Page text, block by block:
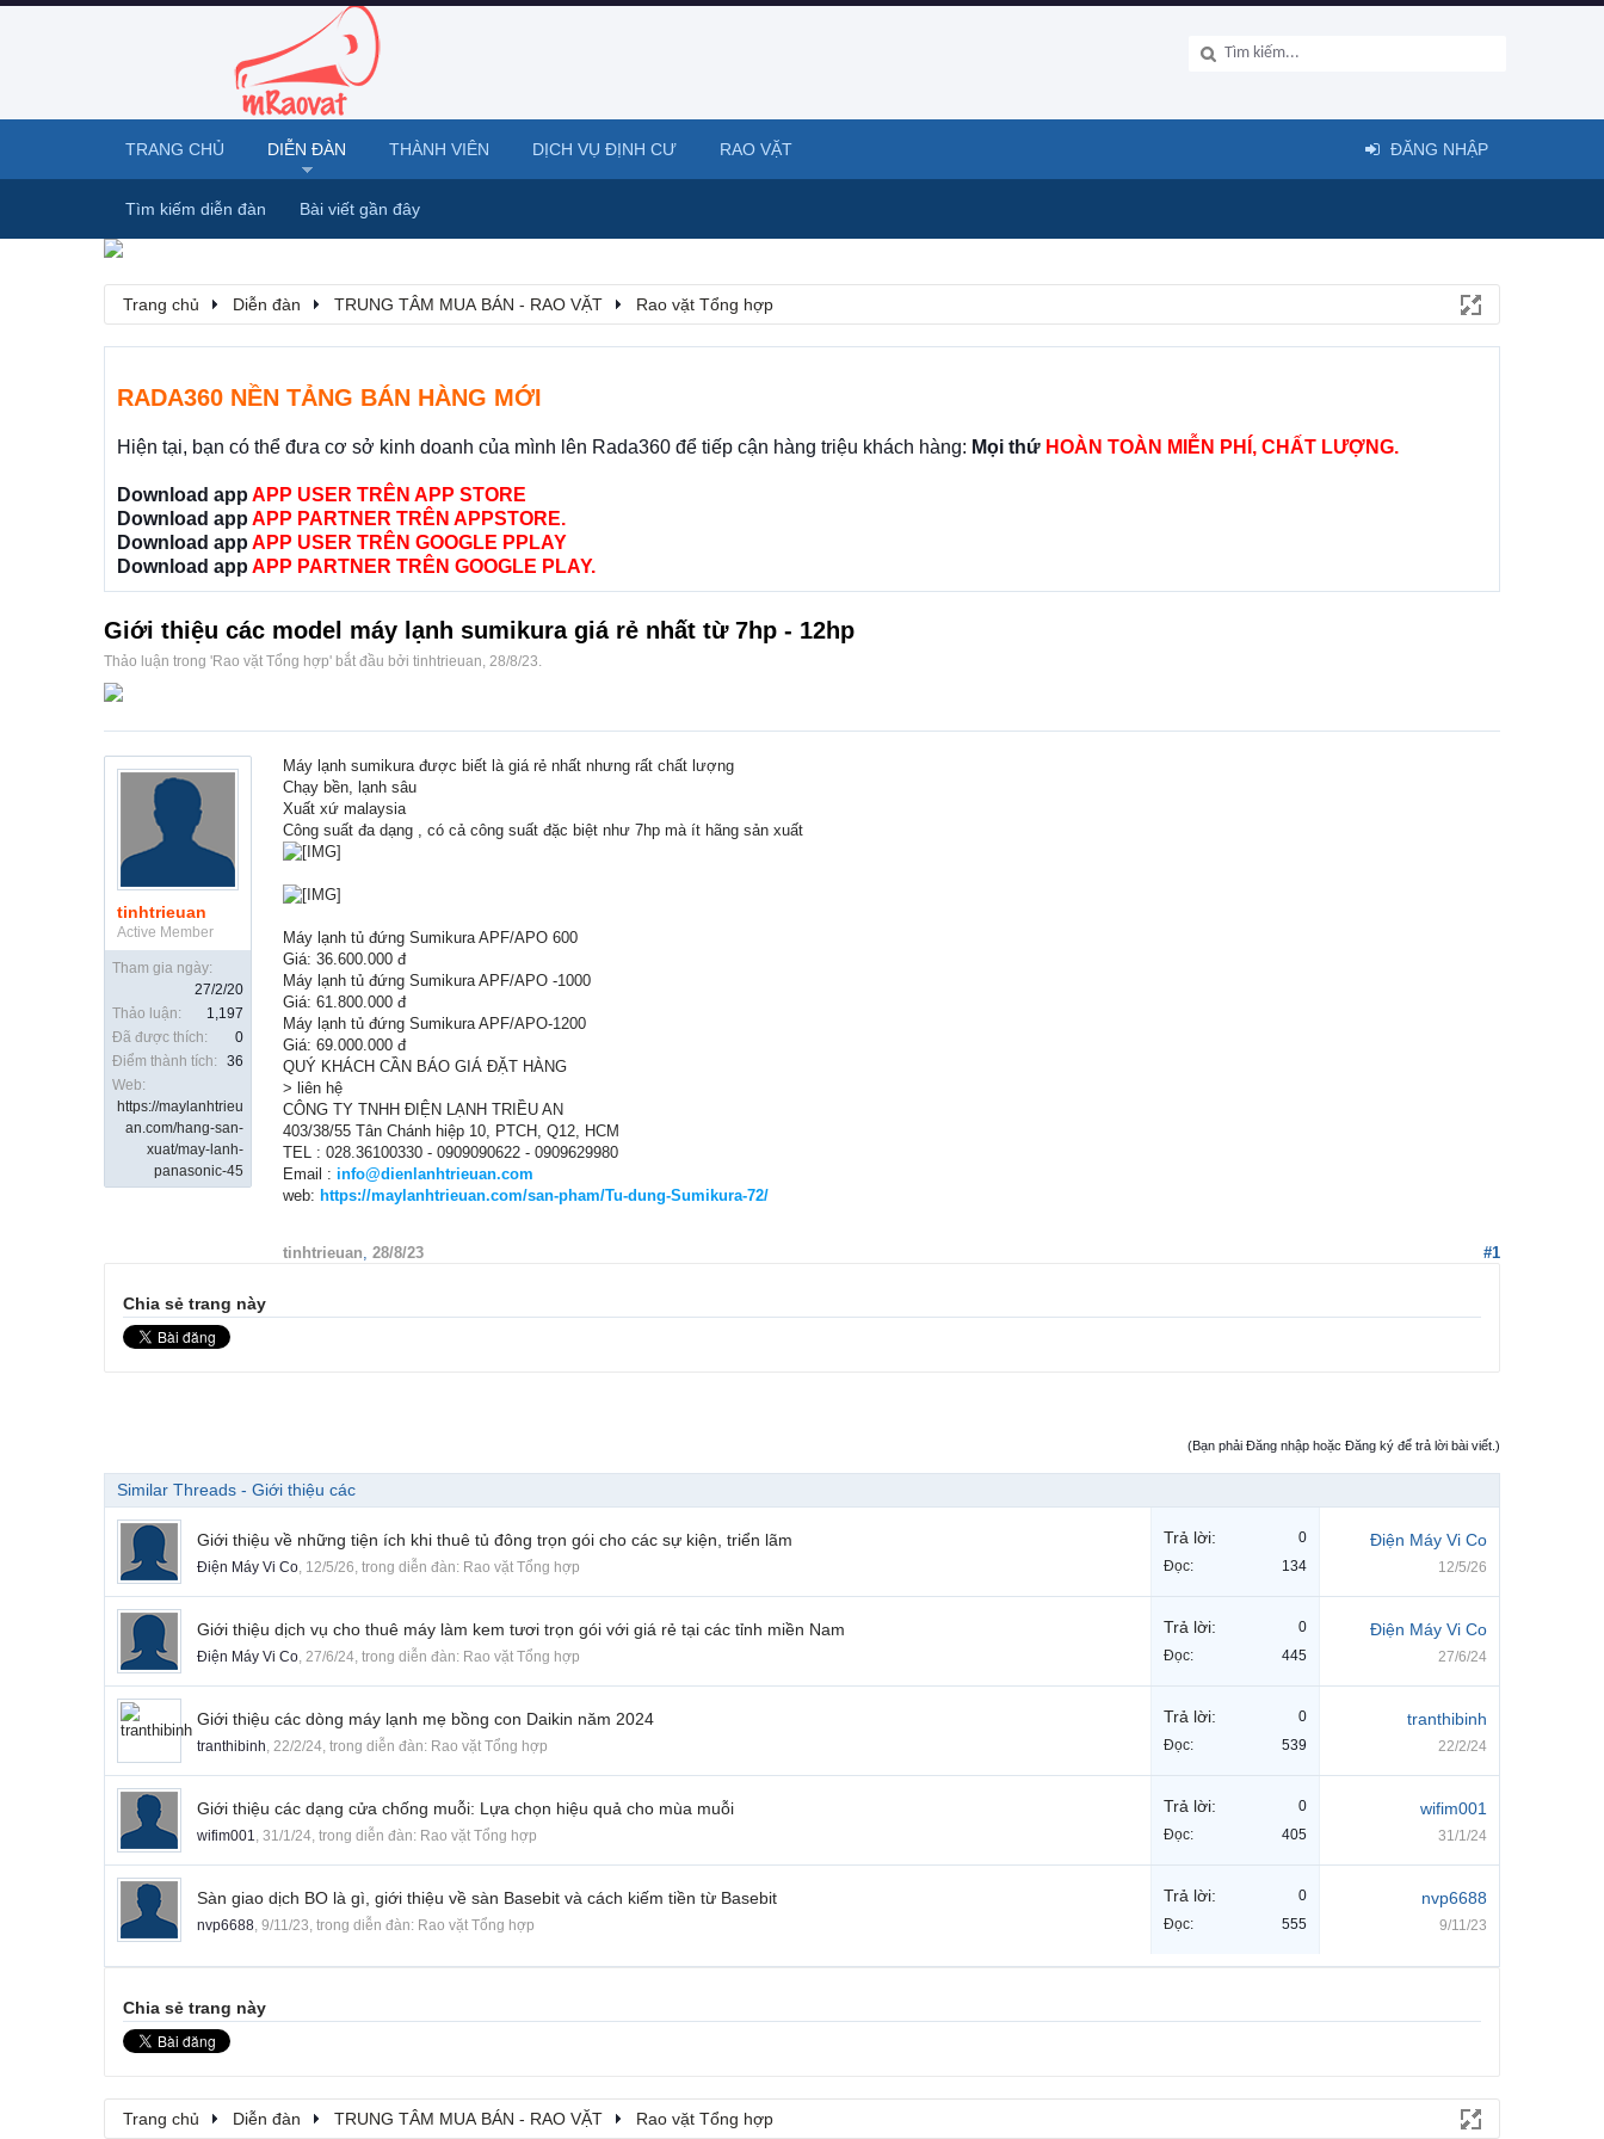
Trang chủ Diễn đàn TRUNG TÂM MUA BÁN - RAO VẶT Rao vặt Tổng hợp
RADA360 NỀN TẢNG BÁN HÀNG MỚI
Hiện tại, bạn có thể đưa cơ sở kinh doanh của mình lên Rada360 để tiếp cận hàng triệu khách hàng: Mọi thứ HOÀN TOÀN MIỄN PHÍ, CHẤT LƯỢNG.
Download app APP USER TRÊN APP STORE
Download app APP PARTNER TRÊN APPSTORE.
Download app APP USER TRÊN GOOGLE PPLAY
Download app APP PARTNER TRÊN GOOGLE PLAY.
Giới thiệu các model máy lạnh sumikura giá rẻ nhất từ 7hp - 12hp
Thảo luận trong 'Rao vặt Tổng hợp' bắt đầu bởi tinhtrieuan, 28/8/23.
tinhtrieuan
Active Member
Tham gia ngày:
27/2/20
Thảo luận:
1,197
Đã được thích:
0
Điểm thành tích:
36
Web:
https://maylanhtrieu
an.com/hang-san-
xuat/may-lanh-
panasonic-45
Máy lạnh sumikura được biết là giá rẻ nhất nhưng rất chất lượng
Chạy bền, lạnh sâu
Xuất xứ malaysia
Công suất đa dạng , có cả công suất đặc biệt như 7hp mà ít hãng sản xuất
Máy lạnh tủ đứng Sumikura APF/APO 600
Giá: 36.600.000 đ
Máy lạnh tủ đứng Sumikura APF/APO -1000
Giá: 61.800.000 đ
Máy lạnh tủ đứng Sumikura APF/APO-1200
Giá: 69.000.000 đ
QUÝ KHÁCH CẦN BÁO GIÁ ĐẶT HÀNG
> liên hệ
CÔNG TY TNHH ĐIỆN LẠNH TRIỀU AN
403/38/55 Tân Chánh hiệp 10, PTCH, Q12, HCM
TEL : 028.36100330 - 0909090622 - 0909629980
Email : info@dienlanhtrieuan.com
web: https://maylanhtrieuan.com/san-pham/Tu-dung-Sumikura-72/
tinhtrieuan, 28/8/23 #1
Chia sẻ trang này
(Bạn phải Đăng nhập hoặc Đăng ký để trả lời bài viết.)
Similar Threads - Giới thiệu các
Giới thiệu về những tiện ích khi thuê tủ đông trọn gói cho các sự kiện, triển lãm
Điện Máy Vi Co, 12/5/26, trong diễn đàn: Rao vặt Tổng hợp
Trả lời:
0
Đọc:
134
Điện Máy Vi Co
12/5/26
Giới thiệu dịch vụ cho thuê máy làm kem tươi trọn gói với giá rẻ tại các tỉnh miền Nam
Điện Máy Vi Co, 27/6/24, trong diễn đàn: Rao vặt Tổng hợp
Trả lời:
0
Đọc:
445
Điện Máy Vi Co
27/6/24
Giới thiệu các dòng máy lạnh mẹ bồng con Daikin năm 2024
tranthibinh, 22/2/24, trong diễn đàn: Rao vặt Tổng hợp
Trả lời:
0
Đọc:
539
tranthibinh
22/2/24
Giới thiệu các dạng cửa chống muỗi: Lựa chọn hiệu quả cho mùa muỗi
wifim001, 31/1/24, trong diễn đàn: Rao vặt Tổng hợp
Trả lời:
0
Đọc:
405
wifim001
31/1/24
Sàn giao dịch BO là gì, giới thiệu về sàn Basebit và cách kiếm tiền từ Basebit
nvp6688, 9/11/23, trong diễn đàn: Rao vặt Tổng hợp
Trả lời:
0
Đọc:
555
nvp6688
9/11/23
Chia sẻ trang này
Trang chủ Diễn đàn TRUNG TÂM MUA BÁN - RAO VẶT Rao vặt Tổng hợp
TRANG CHỦ DIỄN ĐÀN
Tìm kiếm diễn đàn Bài viết gần đây
THÀNH VIÊN DỊCH VỤ ĐỊNH CƯ RAO VẶT ĐĂNG NHẬP